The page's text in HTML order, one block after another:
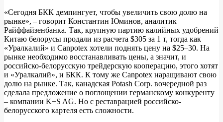
«Сегодня БКК демпингует, чтобы увеличить свою долю на
рынке», – говорит Константин Юминов, аналитик
Райффайзенбанка. Так, крупную партию калийных удобрений
Китаю белорусы продали из расчета $305 за 1 т, тогда как
«Уралкалий» и Canpotex хотели поднять цену на $25–30. На
рынке необходимо восстанавливать цены, а значит, и
российско-белорусскую трейдерскую кооперацию, этого хотят
и «Уралкалий», и БКК. К тому же Canpotex наращивают свою
долю на рынке. Так, канадская Potash Corp. вочередной раз
сделала предложение о поглощении германскому конкуренту
– компании K+S AG. Но с реставрацией российско-
белорусского картеля есть сложности.